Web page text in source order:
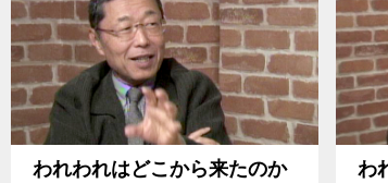
われわれはどこから来たのか
わ